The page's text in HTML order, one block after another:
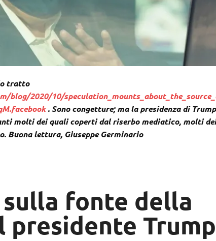
tratto
blog/2020/10/
. Sono congetture; ma la presidenza di
molti dei quali coperti dal riserbo mediatico, molti
Buona lettura, Giuseppe Germinario
fonte della
Trump